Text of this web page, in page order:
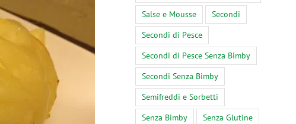
Salse e Mousse
Secondi
Secondi di Pesce
Secondi di Pesce Senza Bimby
Secondi Senza Bimby
Semifreddi e Sorbetti
Senza Bimby
Senza Glutine